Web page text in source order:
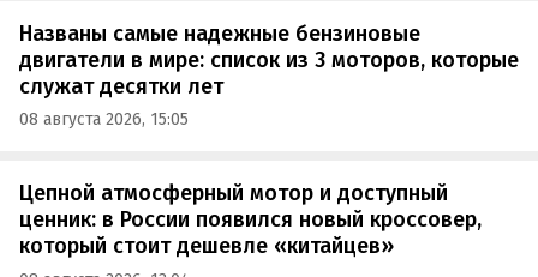
Названы самые надежные бензиновые
двигатели в мире: список из 3 моторов, которые
служат десятки лет
08 августа 2026, 15:05
Цепной атмосферный мотор и доступный
ценник: в России появился новый кроссовер,
который стоит дешевле «китайцев»